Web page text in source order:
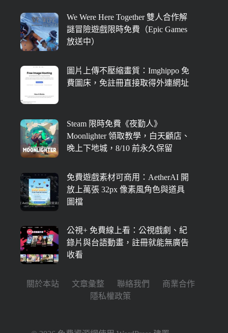
We Were Here Together 雙人合作解
謎冒險遊戲限時免費（Epic Games
放送中）
圖片上傳不壓縮畫質：Imghippo 免
費圖床，免註冊直接取得外連網址
Steam 限時免費《夜勤人》
Moonlighter 領取教學，白天顧店、
晚上下地城，8/10 前永久保留
免費遊戲素材可商用：AetherAI 開
放上萬張 32px 像素風角色與道具
圖檔
公視+ 免費線上看：公視戲劇、紀
錄片與台語動畫，註冊就能無廣告
收看
關於本站 文章彙整 聯絡我們
商業合作
隱私權政策